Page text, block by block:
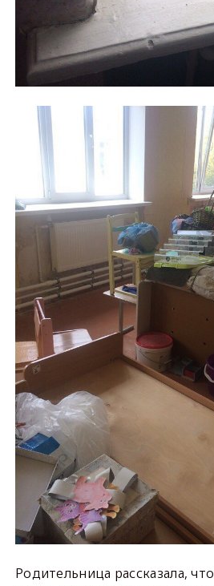
Родительница рассказала,